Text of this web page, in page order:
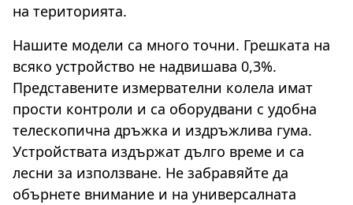
на територията.
Нашите модели са много точни. Грешката на
всяко устройство не надвишава 0,3%.
Представените измервателни колела имат
прости контроли и са оборудвани с удобна
телескопична дръжка и издръжлива гума.
Устройствата издържат дълго време и са
лесни за използване. Не забравяйте да
обърнете внимание и на универсалната